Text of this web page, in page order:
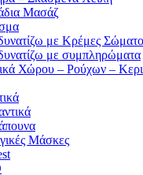
Μασάζ
με Κρέμες
με συμπληρώματα
Χώρου – Ρούχων –
Μάσκες